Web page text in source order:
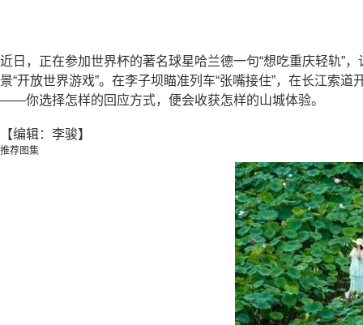
近日，正在参加世界杯的著名球星哈兰德一句“想吃重庆轻轨”
景“开放世界游戏”。在李子坝瞄准列车“张嘴接住”，在长江索
——你选择怎样的回应方式，便会收获怎样的山城体验。
【编辑：李骏】
推荐图集